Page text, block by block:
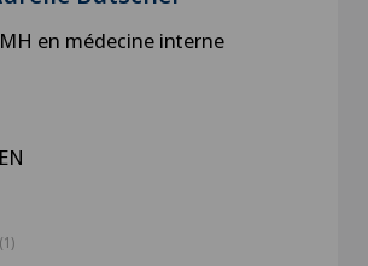
en médecine interne
EN
(1)